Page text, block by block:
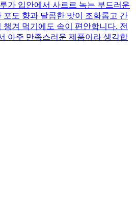
가 입안에서 사르르 녹는 부드러운
포도 향과 달콤한 맛이 조화롭고 간
겨 먹기에도 속이 편안합니다. 전
아주 만족스러운 제품이라 생각합